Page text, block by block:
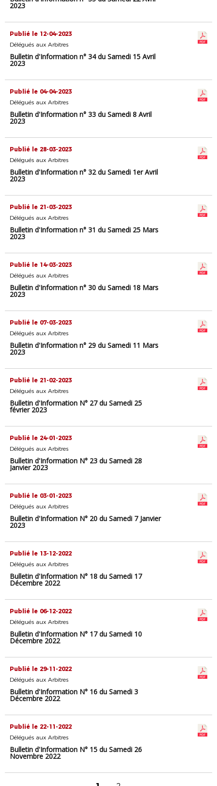
2023
Publié le 12-04-2023
Délégués aux Arbitres
Bulletin d'Information n° 34 du Samedi 15 Avril
2023
Publié le 04-04-2023
Délégués aux Arbitres
Bulletin d'Information n° 33 du Samedi 8 Avril
2023
Publié le 28-03-2023
Délégués aux Arbitres
Bulletin d'Information n° 32 du Samedi 1er Avril
2023
Publié le 21-03-2023
Délégués aux Arbitres
Bulletin d'Information n° 31 du Samedi 25 Mars
2023
Publié le 14-03-2023
Délégués aux Arbitres
Bulletin d'Information n° 30 du Samedi 18 Mars
2023
Publié le 07-03-2023
Délégués aux Arbitres
Bulletin d'Information n° 29 du Samedi 11 Mars
2023
Publié le 21-02-2023
Délégués aux Arbitres
Bulletin d'Information N° 27 du Samedi 25
février 2023
Publié le 24-01-2023
Délégués aux Arbitres
Bulletin d'Information N° 23 du Samedi 28
Janvier 2023
Publié le 03-01-2023
Délégués aux Arbitres
Bulletin d'Information N° 20 du Samedi 7 Janvier
2023
Publié le 13-12-2022
Délégués aux Arbitres
Bulletin d'Information N° 18 du Samedi 17
Décembre 2022
Publié le 06-12-2022
Délégués aux Arbitres
Bulletin d'Information N° 17 du Samedi 10
Décembre 2022
Publié le 29-11-2022
Délégués aux Arbitres
Bulletin d'Information N° 16 du Samedi 3
Décembre 2022
Publié le 22-11-2022
Délégués aux Arbitres
Bulletin d'Information N° 15 du Samedi 26
Novembre 2022